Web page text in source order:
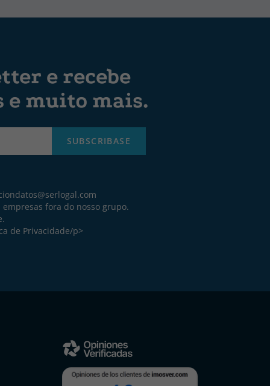
e recebe
e muito mais.
SUBSCRIBASE
fora do nosso grupo.
de Privacidade/p>